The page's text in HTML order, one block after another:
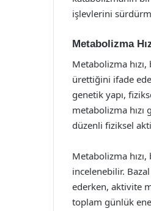
işlevlerini
Metabolizma
Metabolizma
ürettiğini ifade
genetik yapı,
metabolizma
düzenli fiziksel
Metabolizma
incelenebilir.
ederken, aktivite
toplam günlük